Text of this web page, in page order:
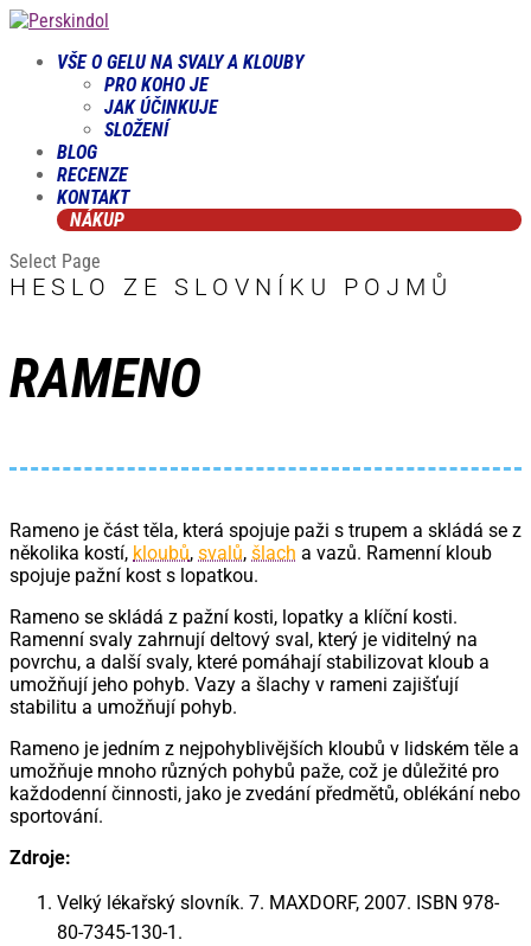
VŠE O GELU NA SVALY A KLOUBY
PRO KOHO JE
JAK ÚČINKUJE
SLOŽENÍ
BLOG
RECENZE
KONTAKT
NÁKUP
Select Page
HESLO ZE SLOVNÍKU POJMŮ
RAMENO
Rameno je část těla, která spojuje paži s trupem a skládá se z
několika kostí, kloubů, svalů, šlach a vazů. Ramenní kloub
spojuje pažní kost s lopatkou.
Rameno se skládá z pažní kosti, lopatky a klíční kosti.
Ramenní svaly zahrnují deltový sval, který je viditelný na
povrchu, a další svaly, které pomáhají stabilizovat kloub a
umožňují jeho pohyb. Vazy a šlachy v rameni zajišťují
stabilitu a umožňují pohyb.
Rameno je jedním z nejpohyblivějších kloubů v lidském těle a
umožňuje mnoho různých pohybů paže, což je důležité pro
každodenní činnosti, jako je zvedání předmětů, oblékání nebo
sportování.
Zdroje:
Velký lékařský slovník. 7. MAXDORF, 2007. ISBN 978-
80-7345-130-1.